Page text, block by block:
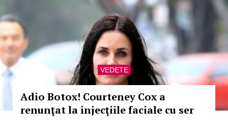
VEDETE
Adio Botox! Courteney Cox a
renunţat la injecţiile faciale cu ser